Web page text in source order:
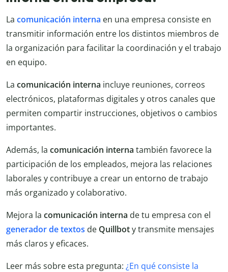
La comunicación interna en una empresa consiste en
transmitir información entre los distintos miembros de
la organización para facilitar la coordinación y el trabajo
en equipo.
La comunicación interna incluye reuniones, correos
electrónicos, plataformas digitales y otros canales que
permiten compartir instrucciones, objetivos o cambios
importantes.
Además, la comunicación interna también favorece la
participación de los empleados, mejora las relaciones
laborales y contribuye a crear un entorno de trabajo
más organizado y colaborativo.
Mejora la comunicación interna de tu empresa con el
generador de textos de Quillboty transmite mensajes
más claros y eficaces.
Leer más sobre esta pregunta: ¿En qué consiste la